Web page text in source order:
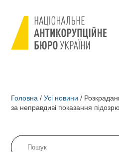
Головна / Усі новини /
за неправдиві показання